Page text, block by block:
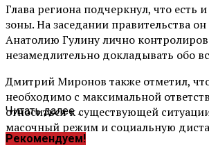
Глава региона подчеркнул, что есть
зоны. На заседании правительства
Анатолию Гулину лично
незамедлительно докладывать обо
Дмитрий Миронов также отметил,
необходимо с максимальной
относиться к существующей
масочный режим и социальную
Читать далее ...
Рекомендуем!